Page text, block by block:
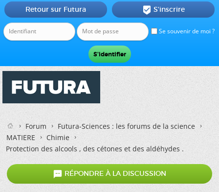
Se souvenir de moi ?
Retour sur Futura  S'inscrire
Forum
Futura-Sciences : les forums de la science
MATIERE
Chimie
Protection des alcools , des cétones et des aldéhydes .
 RÉPONDRE À LA DISCUSSION